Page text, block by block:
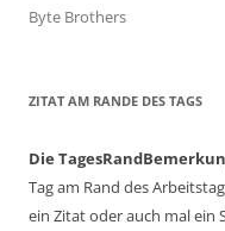
Byte Brothers
ZITAT AM RANDE DES TAGS
Die
Tag am Rand des
ein Zitat oder auch mal ein